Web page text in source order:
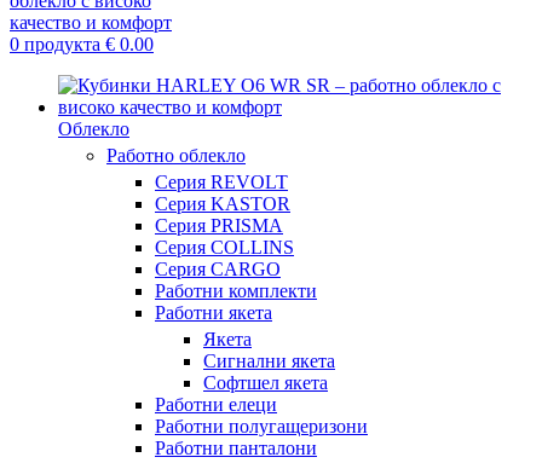
0 продукта € 0.00
Облекло
Работно облекло
Серия REVOLT
Серия KASTOR
Серия PRISMA
Серия COLLINS
Серия CARGO
Работни комплекти
Работни якета
Якета
Сигнални якета
Софтшел якета
Работни елеци
Работни полугащеризони
Работни панталони